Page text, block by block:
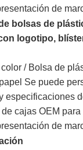
de
bolsas de
logotipo,
/ Bolsa de
Se puede
especificaciones
cajas OEM para
de